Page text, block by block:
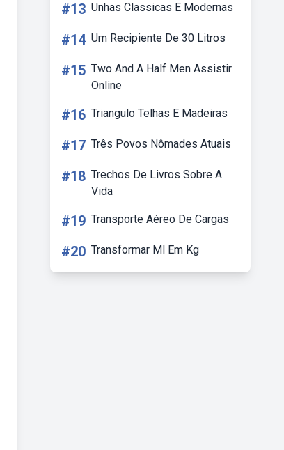
#13 Unhas Classicas E Modernas
#14 Um Recipiente De 30 Litros
#15 Two And A Half Men Assistir
Online
#16 Triangulo Telhas E Madeiras
#17 Três Povos Nômades Atuais
#18 Trechos De Livros Sobre A
Vida
#19 Transporte Aéreo De Cargas
#20 Transformar Ml Em Kg